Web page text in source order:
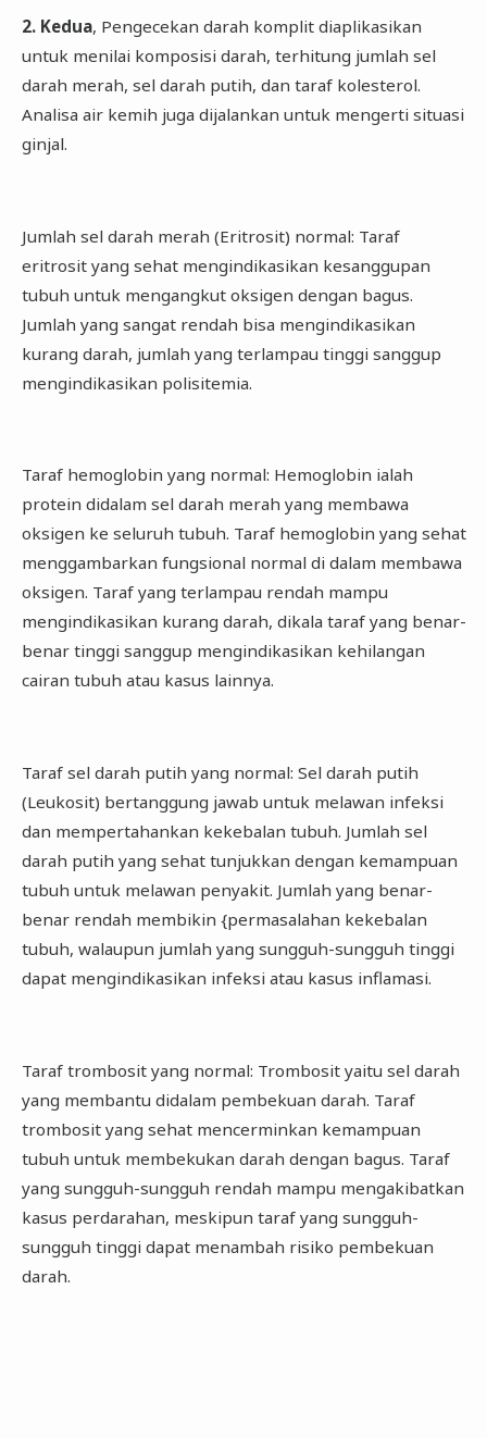
2. Kedua, Pengecekan darah komplit diaplikasikan
untuk menilai komposisi darah, terhitung jumlah sel
darah merah, sel darah putih, dan taraf kolesterol.
Analisa air kemih juga dijalankan untuk mengerti situasi
ginjal.
Jumlah sel darah merah (Eritrosit) normal: Taraf
eritrosit yang sehat mengindikasikan kesanggupan
tubuh untuk mengangkut oksigen dengan bagus.
Jumlah yang sangat rendah bisa mengindikasikan
kurang darah, jumlah yang terlampau tinggi sanggup
mengindikasikan polisitemia.
Taraf hemoglobin yang normal: Hemoglobin ialah
protein didalam sel darah merah yang membawa
oksigen ke seluruh tubuh. Taraf hemoglobin yang sehat
menggambarkan fungsional normal di dalam membawa
oksigen. Taraf yang terlampau rendah mampu
mengindikasikan kurang darah, dikala taraf yang benar-
benar tinggi sanggup mengindikasikan kehilangan
cairan tubuh atau kasus lainnya.
Taraf sel darah putih yang normal: Sel darah putih
(Leukosit) bertanggung jawab untuk melawan infeksi
dan mempertahankan kekebalan tubuh. Jumlah sel
darah putih yang sehat tunjukkan dengan kemampuan
tubuh untuk melawan penyakit. Jumlah yang benar-
benar rendah membikin {permasalahan kekebalan
tubuh, walaupun jumlah yang sungguh-sungguh tinggi
dapat mengindikasikan infeksi atau kasus inflamasi.
Taraf trombosit yang normal: Trombosit yaitu sel darah
yang membantu didalam pembekuan darah. Taraf
trombosit yang sehat mencerminkan kemampuan
tubuh untuk membekukan darah dengan bagus. Taraf
yang sungguh-sungguh rendah mampu mengakibatkan
kasus perdarahan, meskipun taraf yang sungguh-
sungguh tinggi dapat menambah risiko pembekuan
darah.